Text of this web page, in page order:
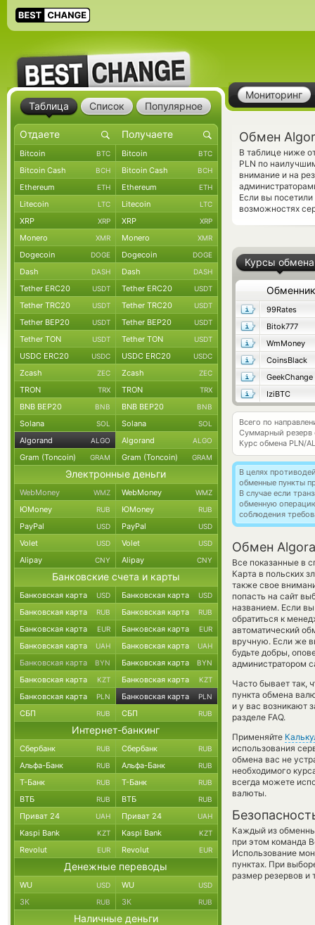
Мониторинг
Обмен
В таблице ниже
PLN по
внимание и на
Если вы
возможностях
Курсы обмена
Обменник
99Rates
Bitok777
WmMoney
CoinsBlack
GeekChange
IziBTC
Всего по
Суммарный резерв
Курс обмена PLN/
В целях
обменные пункты
В случае если
обменную
соблюдения
Обмен
Все показанные в
Карта в польских
также свое
попасть на сайт
названием. Если
обратиться к
автоматический
вручную. Если же
будьте добры,
администратором
Часто бывает так,
пункта обмена
и у вас возникают
разделе FAQ.
Применяйте
использования
обмена вас не
необходимого
всегда можете
валюты.
Каждый из
при этом команда
Использование
пунктах. При
размер резервов и
Таблица Список Популярное
Bitcoin BTC Bitcoin BTC
Bitcoin Cash BCH Bitcoin Cash BCH
Ethereum ETH Ethereum ETH
Litecoin LTC Litecoin LTC
XRP XRP XRP XRP
Monero XMR Monero XMR
Dogecoin DOGE Dogecoin DOGE
Dash DASH Dash DASH
Tether ERC20 USDT Tether ERC20 USDT
Tether TRC20 USDT Tether TRC20 USDT
Tether BEP20 USDT Tether BEP20 USDT
Tether TON USDT Tether TON USDT
USDC ERC20 USDC USDC ERC20 USDC
Zcash ZEC Zcash ZEC
TRON TRX TRON TRX
BNB BEP20 BNB BNB BEP20 BNB
Solana SOL Solana SOL
Algorand ALGO Algorand ALGO
Gram (Toncoin) GRAM Gram (Toncoin) GRAM
Электронные деньги
WebMoney WMZ WebMoney WMZ
ЮMoney RUB ЮMoney RUB
PayPal USD PayPal USD
Volet USD Volet USD
Alipay CNY Alipay CNY
Банковские счета и карты
Банковская карта USD Банковская карта USD
Банковская карта RUB Банковская карта RUB
Банковская карта EUR Банковская карта EUR
Банковская карта UAH Банковская карта UAH
Банковская карта BYN Банковская карта BYN
Банковская карта KZT Банковская карта KZT
Банковская карта PLN Банковская карта PLN
СБП RUB СБП RUB
Интернет-банкинг
Сбербанк RUB Сбербанк RUB
Альфа-Банк RUB Альфа-Банк RUB
Т-Банк RUB Т-Банк RUB
ВТБ RUB ВТБ RUB
Приват 24 UAH Приват 24 UAH
Kaspi Bank KZT Kaspi Bank KZT
Revolut EUR Revolut EUR
Денежные переводы
WU USD WU USD
ЗК RUB ЗК RUB
Наличные деньги